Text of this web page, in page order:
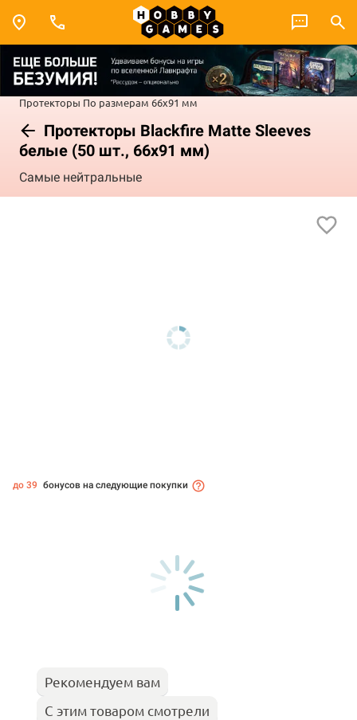
Протекторы По размерам 66x91 мм
Протекторы Blackfire Matte Sleeves
белые (50 шт., 66x91 мм)
Самые нейтральные
до 39 бонусов на следующие покупки
Рекомендуем вам
С этим товаром смотрели